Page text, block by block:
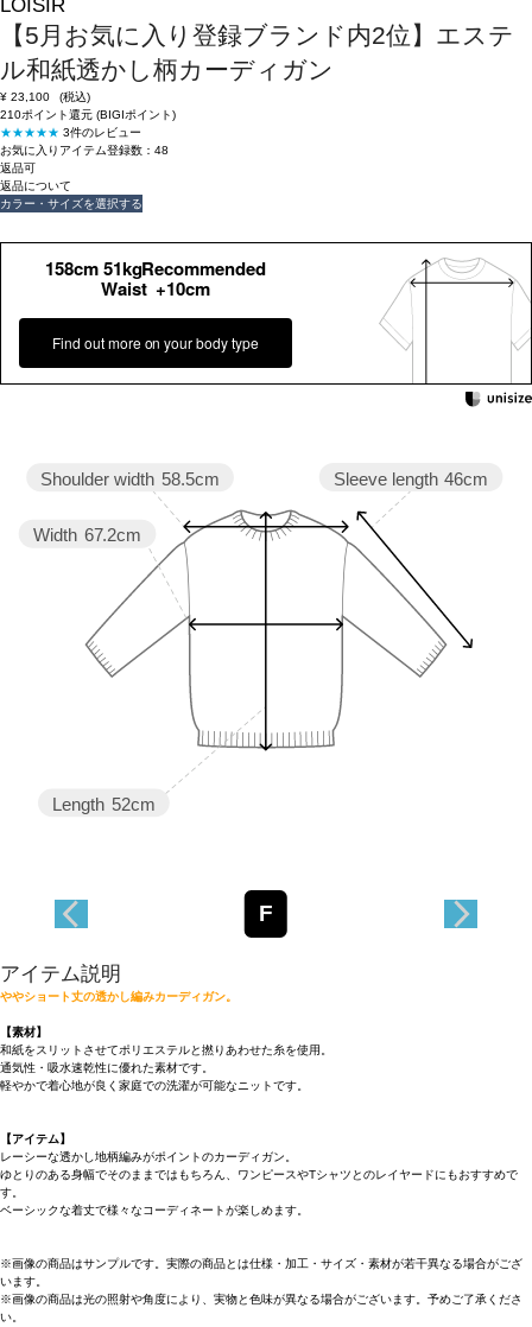
LOISIR
【5月お気に入り登録ブランド内2位】エステ
ル和紙透かし柄カーディガン
¥ 23,100
(税込)
210ポイント還元 (BIGIポイント)
★★★★★ 3件のレビュー
お気に入りアイテム登録数： 48
返品可
返品について
カラー・サイズを選択する
158cm 51kgRecommended
Waist +10cm
Find out more on your body type
Sleeve length 46cm
Length 52cm
Width 67.2cm
Shoulder width 58.5cm
F
アイテム説明
ややショート丈の透かし編みカーディガン。
【素材】
和紙をスリットさせてポリエステルと撚りあわせた糸を使用。
通気性・吸水速乾性に優れた素材です。
軽やかで着心地が良く家庭での洗濯が可能なニットです。
【アイテム】
レーシーな透かし地柄編みがポイントのカーディガン。
ゆとりのある身幅でそのままではもちろん、ワンピースやTシャツとのレイヤードにもおすすめで
す。
ベーシックな着丈で様々なコーディネートが楽しめます。
※画像の商品はサンプルです。実際の商品とは仕様・加工・サイズ・素材が若干異なる場合がござ
います。
※画像の商品は光の照射や角度により、実物と色味が異なる場合がございます。予めご了承くださ
い。